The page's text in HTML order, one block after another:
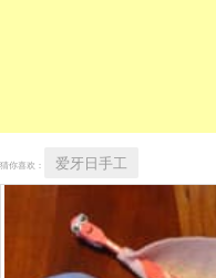
猜你喜欢： 爱牙日手工